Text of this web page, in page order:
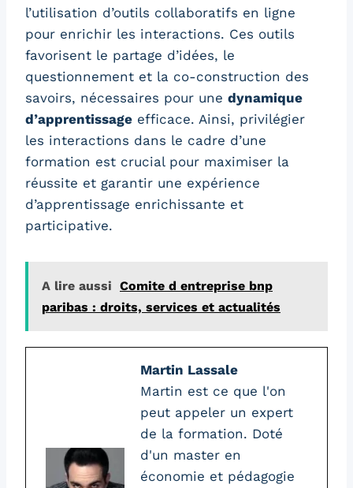
l’utilisation d’outils collaboratifs en ligne
pour enrichir les interactions. Ces outils
favorisent le partage d’idées, le
questionnement et la co-construction des
savoirs, nécessaires pour une dynamique
d’apprentissage efficace. Ainsi, privilégier
les interactions dans le cadre d’une
formation est crucial pour maximiser la
réussite et garantir une expérience
d’apprentissage enrichissante et
participative.
A lire aussi Comite d entreprise bnp
paribas : droits, services et actualités
Martin Lassale
Martin est ce que l'on
peut appeler un expert
de la formation. Doté
d'un master en
économie et pédagogie